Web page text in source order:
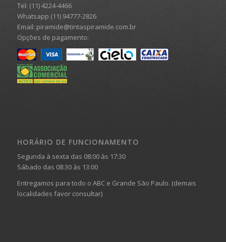
Tel: (11) 4224-4466
Whatsapp (11) 94777-2826
Email: piramide@tintaspiramide.com.br
Opções de pagamento:
HORÁRIO DE FUNCIONAMENTO
Segunda à sexta das 08:00 às 17:30
Sábado das 08:30 às 13:00
Entregamos para todo o ABC e Grande São Paulo. (demais
localidades favor consultar)